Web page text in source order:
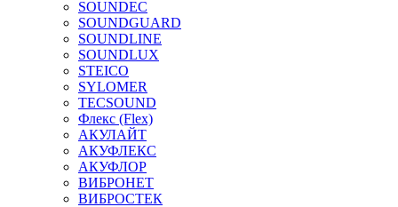
SOUNDEC
SOUNDGUARD
SOUNDLINE
SOUNDLUX
STEICO
SYLOMER
TECSOUND
Флекс (Flex)
АКУЛАЙТ
АКУФЛЕКС
АКУФЛОР
ВИБРОНЕТ
ВИБРОСТЕК